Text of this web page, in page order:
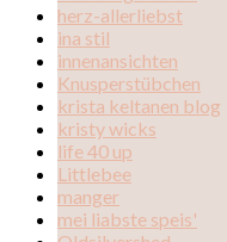
herz-allerliebst
ina stil
innenansichten
Knusperstübchen
krista keltanen blog
kristy wicks
life 40 up
Littlebee
manger
mei liabste speis'